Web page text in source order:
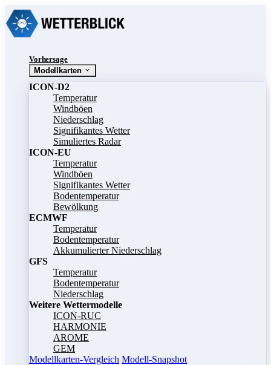
Vorhersage
Modellkarten
ICON-D2
Temperatur
Windböen
Niederschlag
Signifikantes Wetter
Simuliertes Radar
ICON-EU
Temperatur
Windböen
Signifikantes Wetter
Bodentemperatur
Bewölkung
ECMWF
Temperatur
Bodentemperatur
Akkumulierter Niederschlag
GFS
Temperatur
Bodentemperatur
Niederschlag
Weitere Wettermodelle
ICON-RUC
HARMONIE
AROME
GEM
Modellkarten-Vergleich Modell-Snapshot